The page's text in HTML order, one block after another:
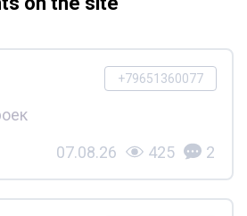
+79651360077
07.08.26 425 2